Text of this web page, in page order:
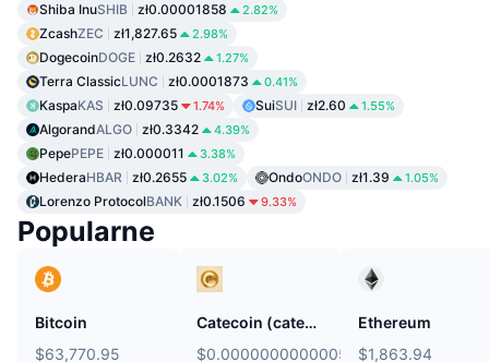
Shiba InuSHIB zł0.00001858 2.82%
ZcashZEC zł1,827.65 2.98%
DogecoinDOGE zł0.2632 1.27%
Terra ClassicLUNC zł0.0001873 0.41%
KaspaKAS zł0.09735 1.74% SuiSUI zł2.60 1.55%
AlgorandALGO zł0.3342 4.39%
PepePEPE zł0.000011 3.38%
HederaHBAR zł0.2655 3.02% OndoONDO zł1.39 1.05%
Lorenzo ProtocolBANK zł0.1506 9.33%
Popularne
Bitcoin
$63,770.95
Catecoin (catecoin.shop)
$0.0000000000005293
Ethereum
$1,863.94